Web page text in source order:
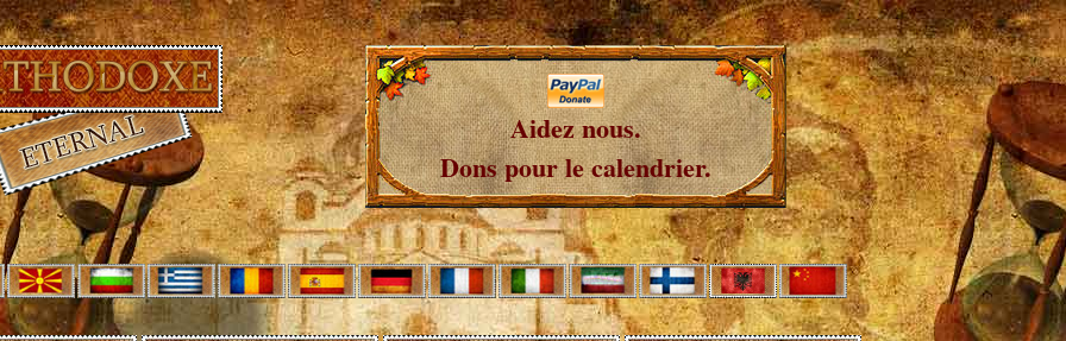
Aidez nous.
Dons pour le calendrier.